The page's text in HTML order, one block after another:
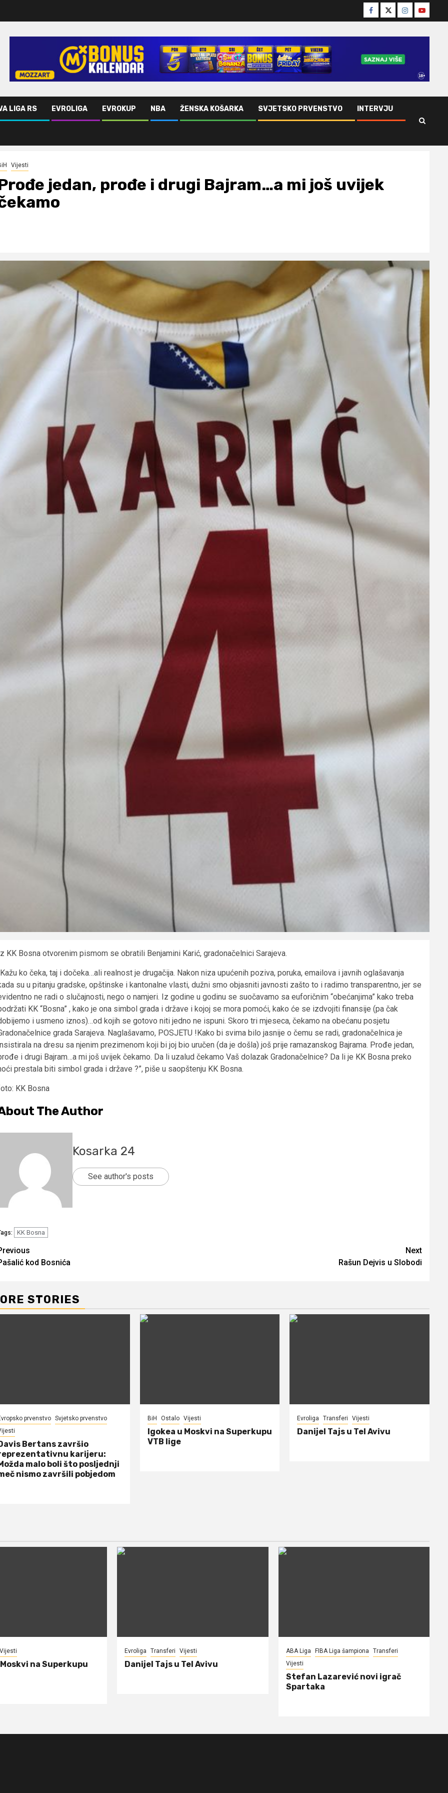
Facebook
TwitterInstagram
Youtube
LIGA RS EVROLIGA EVROKUP NBA ŽENSKA KOŠARKA SVJETSKO PRVENSTVO INTERVJU
Vijesti
jedan, prođe i drugi Bajram…a mi još uvijek
KK Bosna otvorenim pismom se obratili Benjamini Karić, gradonačelnici Sarajeva.
ko čeka, taj i dočeka…ali realnost je drugačija. Nakon niza upućenih poziva, poruka, emailova i javnih oglašavanja
su u pitanju gradske, opštinske i kantonalne vlasti, dužni smo objasniti javnosti zašto to i radimo transparentno, jer se
ne radi o slučajnosti, nego o namjeri. Iz godine u godinu se suočavamo sa euforičnim “obećanjima” kako treba
KK “Bosna” , kako je ona simbol grada i države i kojoj se mora pomoći, kako će se izdvojiti finansije (pa čak
i usmeno iznos)…od kojih se gotovo niti jedno ne ispuni. Skoro tri mjeseca, čekamo na obećanu posjetu
grada Sarajeva. Naglašavamo, POSJETU !Kako bi svima bilo jasnije o čemu se radi, gradonačelnica je
na dresu sa njenim prezimenom koji bi joj bio uručen (da je došla) još prije ramazanskog Bajrama. Prođe jedan,
i drugi Bajram…a mi još uvijek čekamo. Da li uzalud čekamo Vaš dolazak Gradonačelnice? Da li je KK Bosna preko
prestala biti simbol grada i države ?”, piše u saopštenju KK Bosna.
KK Bosna
The Author
Kosarka 24
See author's posts
KK Bosna
kod Bosnića
Next
Rašun Dejvis u Slobodi
STORIES
prvenstvo Svjetsko prvenstvo
Bertans završio
karijeru:
malo boli što posljednji
nismo završili pobjedom
BiH Ostalo Vijesti
Igokea u Moskvi na Superkupu
VTB lige
Evroliga Transferi Vijesti
Danijel Tajs u Tel Avivu
na Superkupu
Evroliga Transferi Vijesti
Danijel Tajs u Tel Avivu
ABA Liga FIBA Liga šampiona
Transferi
Vijesti
Stefan Lazarević novi igrač
Spartaka